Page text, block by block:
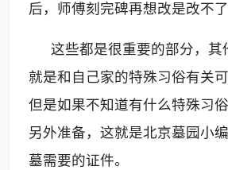
后，师傅刻完碑再想改是改不了
这些都是很重要的部分，其
就是和自己家的特殊习俗有关可
但是如果不知道有什么特殊习
另外准备，这就是北京墓园小
墓需要的证件。